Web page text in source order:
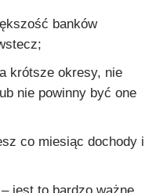
banków
krótsze okresy, nie
nie powinny być one
co miesiąc dochody i
jest to bardzo ważne,